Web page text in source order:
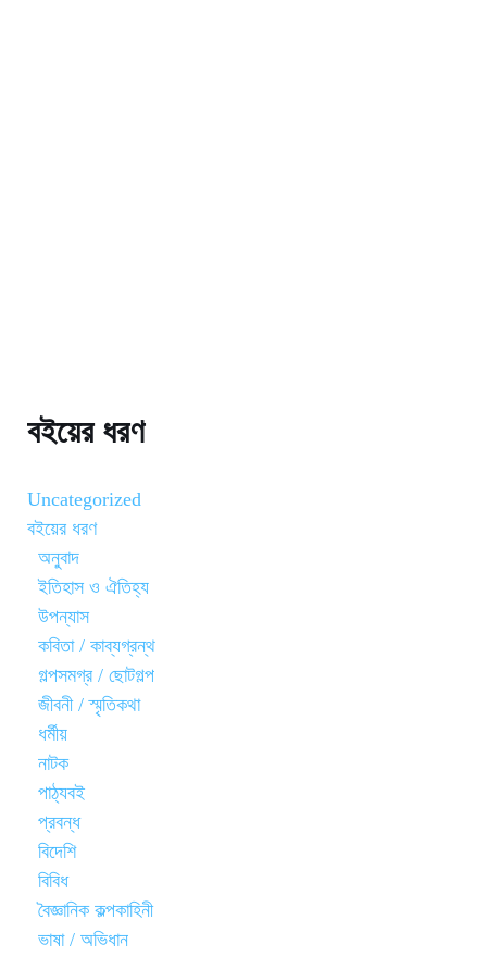
বইয়ের ধরণ
Uncategorized
বইয়ের ধরণ
অনুবাদ
ইতিহাস ও ঐতিহ্য
উপন্যাস
কবিতা / কাব্যগ্রন্থ
গল্পসমগ্র / ছোটগল্প
জীবনী / স্মৃতিকথা
ধর্মীয়
নাটক
পাঠ্যবই
প্রবন্ধ
বিদেশি
বিবিধ
বৈজ্ঞানিক কল্পকাহিনী
ভাষা / অভিধান